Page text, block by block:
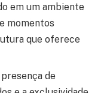
em um ambiente
momentos
que oferece
presença de